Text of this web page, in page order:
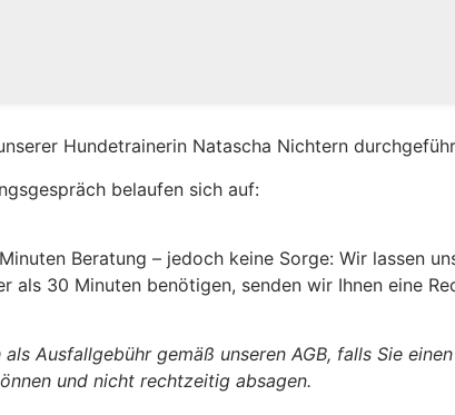
Hundetrainerin Natascha Nichtern
belaufen sich auf:
Beratung – jedoch keine Sorge: Wir lassen
als 30 Minuten benötigen, senden wir Ihnen eine
Ausfallgebühr gemäß unseren AGB, falls Sie
und nicht rechtzeitig absagen.